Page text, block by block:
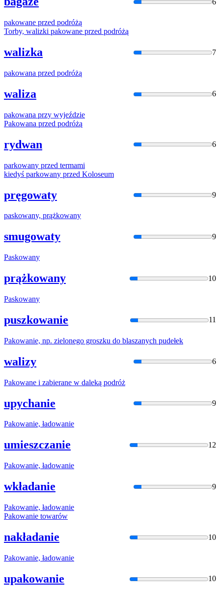
pakowane przed podróżą
Torby, walizki pakowane przed podróżą
walizka 7
pakowana przed podróżą
waliza 6
pakowana przy wyjeździe
Pakowana przed podróżą
rydwan 6
parkowany przed termami
kiedyś parkowany przed Koloseum
pręgowaty 9
paskowany, prążkowany
smugowaty 9
Paskowany
prążkowany 10
Paskowany
puszkowanie 11
Pakowanie, np. zielonego groszku do blaszanych pudełek
walizy 6
Pakowane i zabierane w daleką podróż
upychanie 9
Pakowanie, ładowanie
umieszczanie 12
Pakowanie, ładowanie
wkładanie 9
Pakowanie, ładowanie
Pakowanie towarów
nakładanie 10
Pakowanie, ładowanie
upakowanie 10